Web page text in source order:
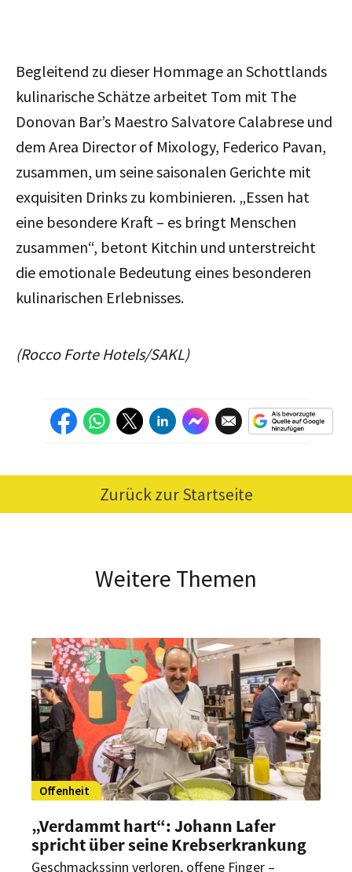
Begleitend zu dieser Hommage an Schottlands
kulinarische Schätze arbeitet Tom mit The
Donovan Bar’s Maestro Salvatore Calabrese und
dem Area Director of Mixology, Federico Pavan,
zusammen, um seine saisonalen Gerichte mit
exquisiten Drinks zu kombinieren. „Essen hat
eine besondere Kraft – es bringt Menschen
zusammen“, betont Kitchin und unterstreicht
die emotionale Bedeutung eines besonderen
kulinarischen Erlebnisses.
(Rocco Forte Hotels/SAKL)
Zurück zur Startseite
Weitere Themen
Offenheit
„Verdammt hart“: Johann Lafer
spricht über seine Krebserkrankung
Geschmackssinn verloren, offene Finger –